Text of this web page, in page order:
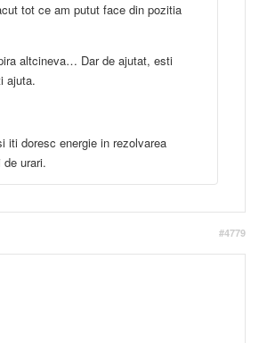
tot ce am putut face din pozitia
altcineva… Dar de ajutat, esti
ajuta.
iti doresc energie in rezolvarea
urari.
#4779